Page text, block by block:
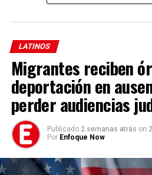
LATINOS
Migrantes reciben
deportación en
perder audiencias
Publicado 2 semanas atrás on
Por Enfoque Now